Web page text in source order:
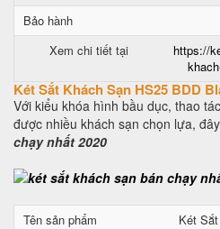
Bảo hành
Xem chi tiết tại
https://
Két Sắt Khách Sạn HS25 BDD
Với kiểu khóa hình bầu dục, thao
được nhiều khách sạn chọn lựa,
chạy nhất 2020
Tên sản phẩm
Két